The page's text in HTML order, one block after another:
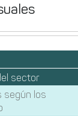
sector
según los